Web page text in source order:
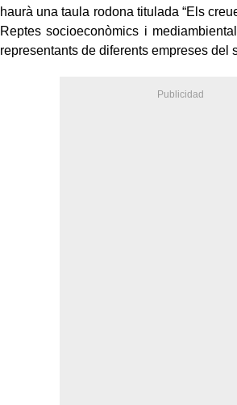
haurà una taula rodona titulada “Els
Reptes socioeconòmics i
representants de diferents empreses del